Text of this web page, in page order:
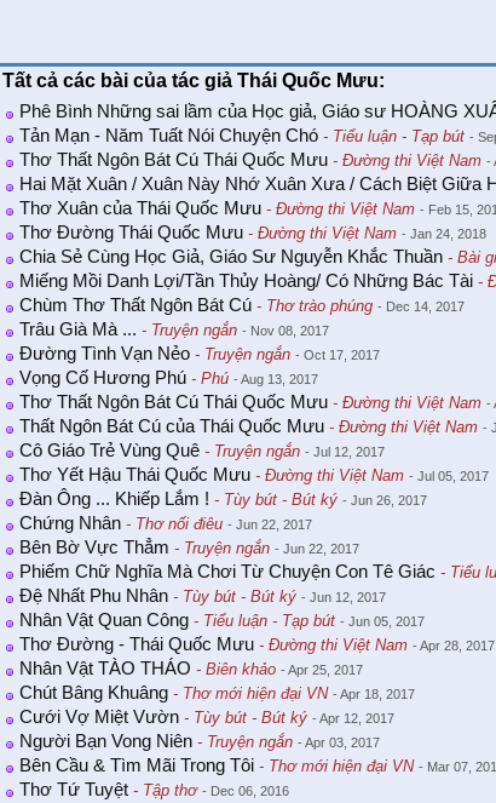
Tất cả các bài của tác giả Thái Quốc Mưu:
Phê Bình Những sai lầm của Học giả, Giáo sư HOÀNG
Tản Mạn - Năm Tuất Nói Chuyện Chó - Tiểu luận - Tạp bút -
Thơ Thất Ngôn Bát Cú Thái Quốc Mưu - Đường thi Việt Nam -
Hai Mặt Xuân / Xuân Này Nhớ Xuân Xưa / Cách Biệt Giữa
Thơ Xuân của Thái Quốc Mưu - Đường thi Việt Nam - Feb 15,
Thơ Đường Thái Quốc Mưu - Đường thi Việt Nam - Jan 24, 2018
Chia Sẻ Cùng Học Giả, Giáo Sư Nguyễn Khắc Thuần - Bài
Miếng Mồi Danh Lợi/Tần Thủy Hoàng/ Có Những Bác Tài -
Chùm Thơ Thất Ngôn Bát Cú - Thơ trào phúng - Dec 14, 2017
Trâu Già Mà ... - Truyện ngắn - Nov 08, 2017
Đường Tình Vạn Nẻo - Truyện ngắn - Oct 17, 2017
Vọng Cố Hương Phú - Phú - Aug 13, 2017
Thơ Thất Ngôn Bát Cú Thái Quốc Mưu - Đường thi Việt Nam -
Thất Ngôn Bát Cú của Thái Quốc Mưu - Đường thi Việt Nam -
Cô Giáo Trẻ Vùng Quê - Truyện ngắn - Jul 12, 2017
Thơ Yết Hậu Thái Quốc Mưu - Đường thi Việt Nam - Jul 05, 2017
Đàn Ông ... Khiếp Lắm ! - Tùy bút - Bút ký - Jun 26, 2017
Chứng Nhân - Thơ nối điêu - Jun 22, 2017
Bên Bờ Vực Thẳm - Truyện ngắn - Jun 22, 2017
Phiếm Chữ Nghĩa Mà Chơi Từ Chuyện Con Tê Giác - Tiểu
Đệ Nhất Phu Nhân - Tùy bút - Bút ký - Jun 12, 2017
Nhân Vật Quan Công - Tiểu luận - Tạp bút - Jun 05, 2017
Thơ Đường - Thái Quốc Mưu - Đường thi Việt Nam - Apr 28, 2017
Nhân Vật TÀO THÁO - Biên khảo - Apr 25, 2017
Chút Bâng Khuâng - Thơ mới hiện đại VN - Apr 18, 2017
Cưới Vợ Miệt Vườn - Tùy bút - Bút ký - Apr 12, 2017
Người Bạn Vong Niên - Truyện ngắn - Apr 03, 2017
Bên Cầu & Tìm Mãi Trong Tôi - Thơ mới hiện đại VN - Mar 07,
Thơ Tứ Tuyệt - Tập thơ - Dec 06, 2016